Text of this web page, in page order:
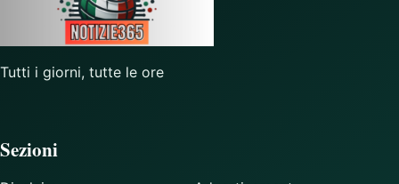
Tutti i giorni, tutte le ore
Sezioni